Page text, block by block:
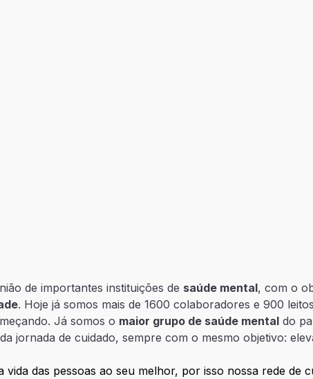
de importantes instituições de saúde mental, com o
. Hoje já somos mais de 1600 colaboradores e 900
Já somos o maior grupo de saúde mental do
jornada de cuidado, sempre com o mesmo objetivo:
vida das pessoas ao seu melhor, por isso nossa rede de